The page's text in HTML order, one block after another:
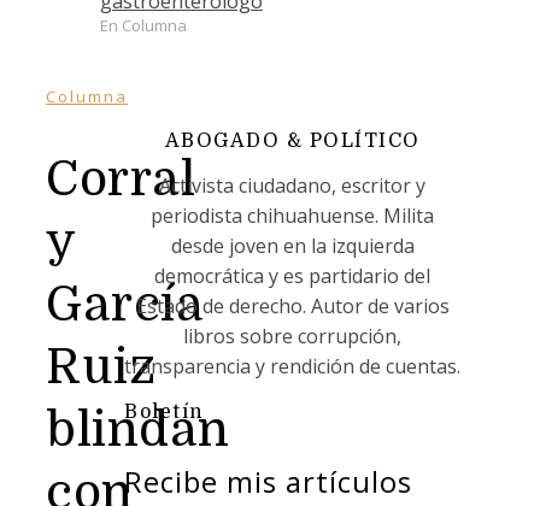
En Columna
Columna
Corral
y
García
Ruiz
blindan
con
ABOGADO & POLÍTICO
Activista ciudadano, escritor y
periodista chihuahuense. Milita
desde joven en la izquierda
democrática y es partidario del
Estado de derecho. Autor de varios
libros sobre corrupción,
transparencia y rendición de cuentas.
Boletín
Recibe mis artículos